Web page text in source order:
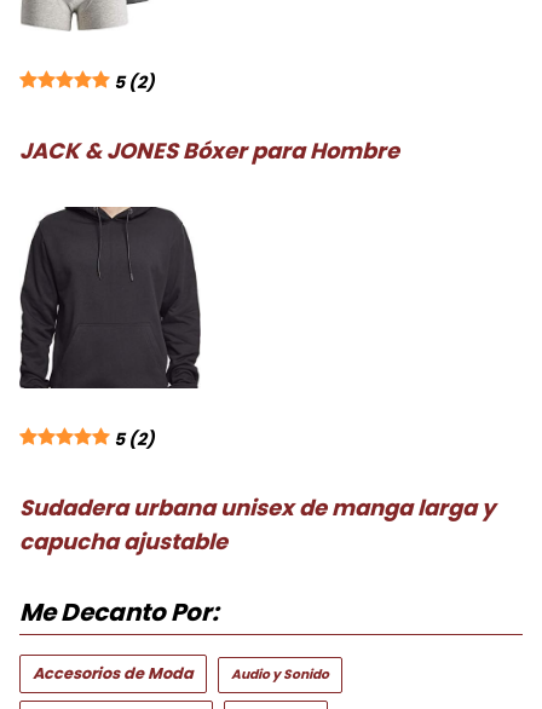
5 (2)
JACK & JONES Bóxer para Hombre
5 (2)
Sudadera urbana unisex de manga larga y
capucha ajustable
Me Decanto Por:
Accesorios de Moda Audio y Sonido